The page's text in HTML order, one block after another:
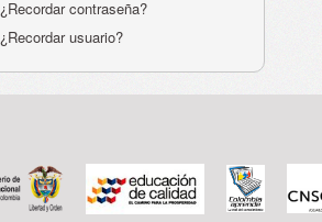
¿Recordar contraseña?
¿Recordar usuario?